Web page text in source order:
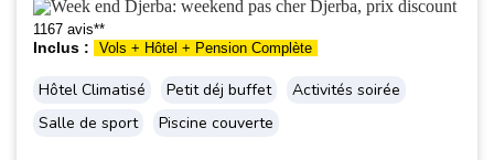
1167 avis**
Inclus : Vols + Hôtel + Pension Complète
Hôtel Climatisé Petit déj buffet
Activités soirée
Salle de sport
Piscine couverte